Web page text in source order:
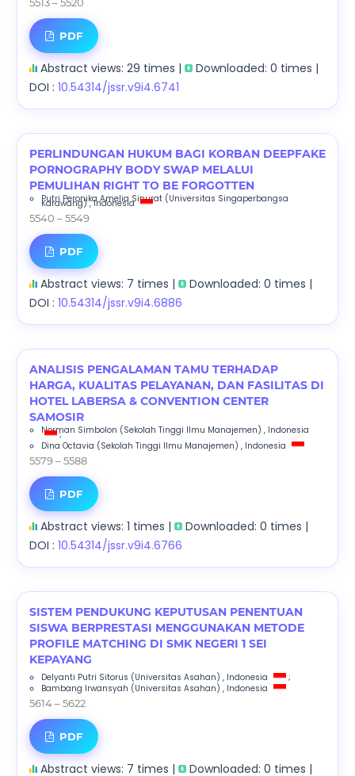
5513 – 5520
PDF
Abstract views: 29 times |
Downloaded: 0 times |
DOI : 10.54314/jssr.v9i4.6741
PERLINDUNGAN HUKUM BAGI KORBAN DEEPFAKE
PORNOGRAPHY BODY SWAP MELALUI
PEMULIHAN RIGHT TO BE FORGOTTEN
Putri Peronika Amelia Sinurat (Universitas Singaperbangsa
Karawang) , Indonesia
5540 – 5549
PDF
Abstract views: 7 times |
Downloaded: 0 times |
DOI : 10.54314/jssr.v9i4.6886
ANALISIS PENGALAMAN TAMU TERHADAP
HARGA, KUALITAS PELAYANAN, DAN FASILITAS DI
HOTEL LABERSA & CONVENTION CENTER
SAMOSIR
Norman Simbolon (Sekolah Tinggi Ilmu Manajemen) , Indonesia
;
Dina Octavia (Sekolah Tinggi Ilmu Manajemen) , Indonesia
5579 – 5588
PDF
Abstract views: 1 times |
Downloaded: 0 times |
DOI : 10.54314/jssr.v9i4.6766
SISTEM PENDUKUNG KEPUTUSAN PENENTUAN
SISWA BERPRESTASI MENGGUNAKAN METODE
PROFILE MATCHING DI SMK NEGERI 1 SEI
KEPAYANG
Delyanti Putri Sitorus (Universitas Asahan) , Indonesia
;
Bambang Irwansyah (Universitas Asahan) , Indonesia
5614 – 5622
PDF
Abstract views: 7 times |
Downloaded: 0 times |